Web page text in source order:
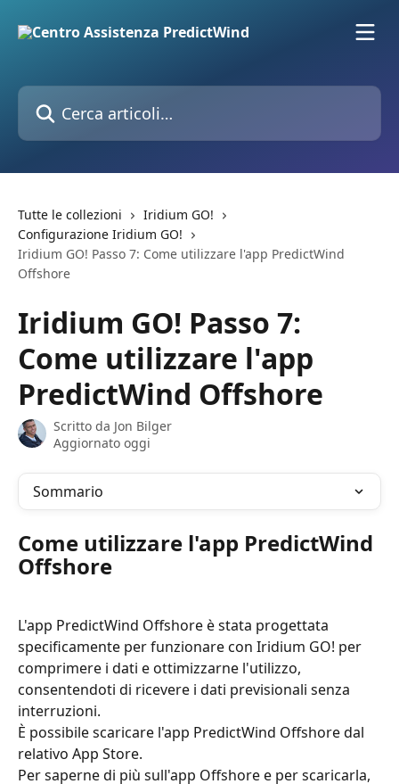
Cerca articoli…
Tutte le collezioni
Iridium GO!
Configurazione Iridium GO!
Iridium GO! Passo 7: Come utilizzare l'app PredictWind
Offshore
Iridium GO! Passo 7:
Come utilizzare l'app
PredictWind Offshore
Scritto da Jon Bilger
Aggiornato oggi
Sommario
Come utilizzare l'app PredictWind
Offshore
L'app PredictWind Offshore è stata progettata
specificamente per funzionare con Iridium GO! per
comprimere i dati e ottimizzarne l'utilizzo,
consentendoti di ricevere i dati previsionali senza
interruzioni.
È possibile scaricare l'app PredictWind Offshore dal
relativo App Store.
Per saperne di più sull'app Offshore e per scaricarla,